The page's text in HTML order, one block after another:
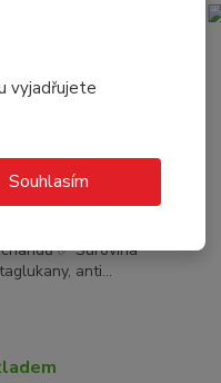
vyjadřujete
Souhlasím
PM 90 cps.
✅ Surovina
anti...